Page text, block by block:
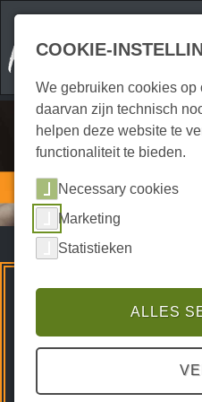
Horeca
Cafés
Premium Spots
COOKIE-
We gebruiken cookies
daarvan zijn technisch
helpen deze website te
functionaliteit te bieden.
Necessary cookies
Marketing
Statistieken
ALLES